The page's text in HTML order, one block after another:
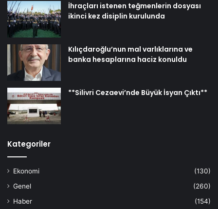
İhraçları istenen teğmenlerin dosyası
ikinci kez disiplin kurulunda
Kılıçdaroğlu’nun mal varlıklarına ve
banka hesaplarına haciz konuldu
**Silivri Cezaevi’nde Büyük İsyan Çıktı**
Kategoriler
Ekonomi
(130)
Genel
(260)
Haber
(154)